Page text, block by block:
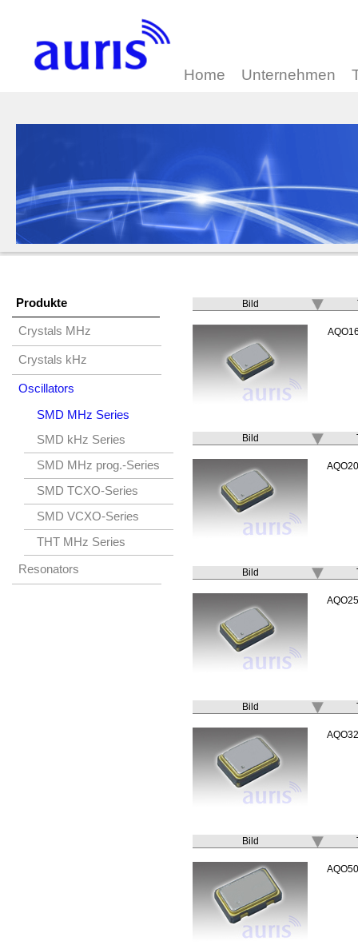
Home Unternehmen
Produkte
Crystals MHz
Crystals kHz
Oscillators
SMD MHz Series
SMD kHz Series
SMD MHz prog.-Series
SMD TCXO-Series
SMD VCXO-Series
THT MHz Series
Resonators
Bild
Bild
Bild
Bild
Bild